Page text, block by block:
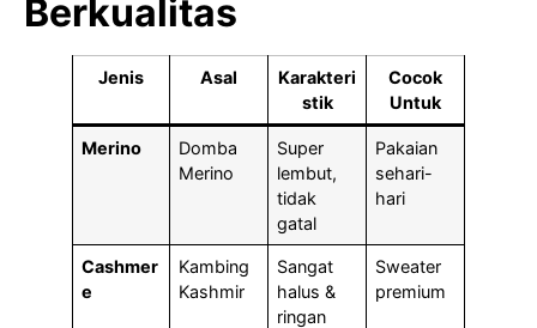
Berkualitas
Jenis Asal
Karakteri
stik
Cocok
Untuk
Merino
Domba
Merino
Super
lembut,
tidak
gatal
Pakaian
sehari-
hari
Cashmer
e
Kambing
Kashmir
Sangat
halus &
ringan
Sweater
premium